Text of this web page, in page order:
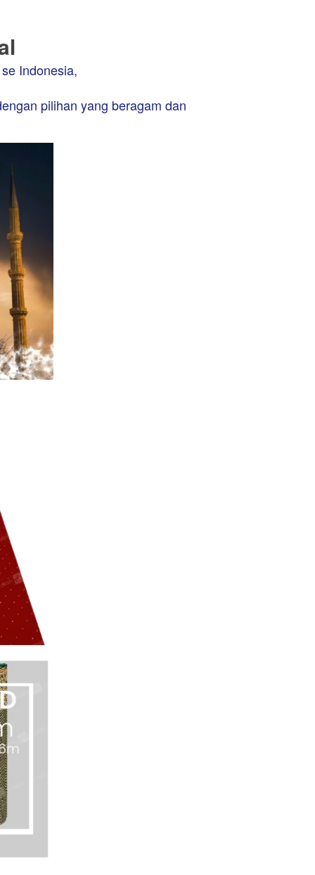
Indonesia,
pilihan yang beragam dan